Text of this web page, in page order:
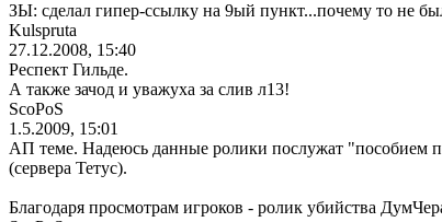
ЗЫ: сделал гипер-ссылку на 9ый пункт...почему то не
Kulspruta
27.12.2008, 15:40
Респект Гильде.
А также зачод и уважуха за слив л13!
ScoPoS
1.5.2009, 15:01
АП теме. Надеюсь данные ролики послужат "пособием
(сервера Тетус).
Благодаря просмотрам игроков - ролик убийства